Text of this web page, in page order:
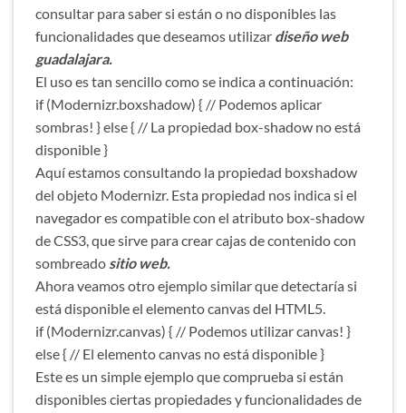
consultar para saber si están o no disponibles las
funcionalidades que deseamos utilizar diseño web
guadalajara.
El uso es tan sencillo como se indica a continuación:
if (Modernizr.boxshadow) { // Podemos aplicar
sombras! } else { // La propiedad box-shadow no está
disponible }
Aquí estamos consultando la propiedad boxshadow
del objeto Modernizr. Esta propiedad nos indica si el
navegador es compatible con el atributo box-shadow
de CSS3, que sirve para crear cajas de contenido con
sombreado sitio web.
Ahora veamos otro ejemplo similar que detectaría si
está disponible el elemento canvas del HTML5.
if (Modernizr.canvas) { // Podemos utilizar canvas! }
else { // El elemento canvas no está disponible }
Este es un simple ejemplo que comprueba si están
disponibles ciertas propiedades y funcionalidades de